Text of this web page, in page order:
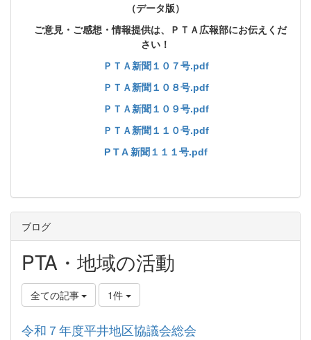
（データ版）
ご意見・ご感想・情報提供は、ＰＴＡ広報部にお伝えくだ
さい！
ＰＴＡ新聞１０７号.pdf
ＰＴＡ新聞１０８号.pdf
ＰＴＡ新聞１０９号.pdf
ＰＴＡ新聞１１０号.pdf
P T A 新聞１１１号.pdf
ブログ
PTA・地域の活動
全ての記事 1件
令和７年度平井地区協議会総会